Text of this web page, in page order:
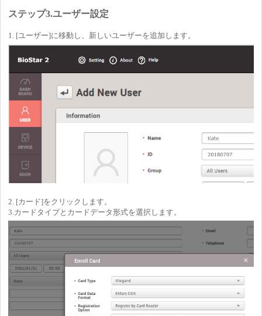
ステップ3.ユーザー設定
1. [ユーザー]に移動し、新しいユーザーを追加します。
2. [カード]をクリックします。
3.カードタイプとカードデータ形式を選択します。